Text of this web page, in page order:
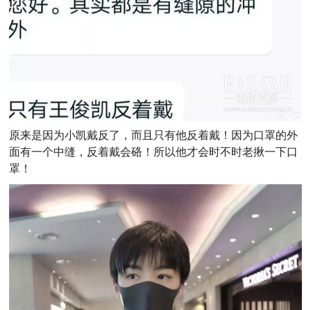
原来是因为小凯戴反了，而且只有他反着戴！因为口罩的外
面有一个中缝，反着戴会硌！所以他才会时不时老揪一下口
罩！